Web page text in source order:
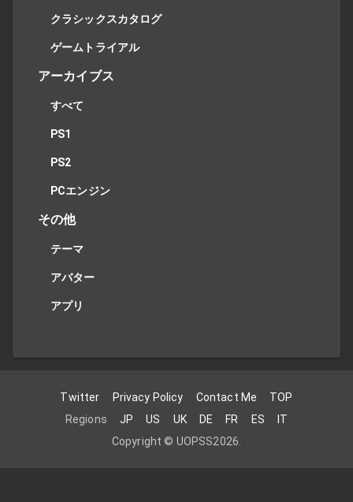
クラシックスカタログ
ゲームトライアル
アーカイブス
すべて
PS1
PS2
PCエンジン
その他
テーマ
アバター
アプリ
Twitter Privacy Policy Contact Me
TOP
Regions
JP US UK DE FR ES
IT
Copyright © UOPSS2026